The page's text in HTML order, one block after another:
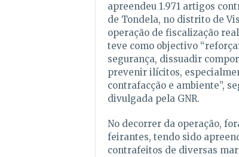
apreendeu 1.971 artigos
de Tondela, no distrito de
operação de fiscalização
teve como objectivo
segurança, dissuadir
prevenir ilícitos,
contrafacção e ambiente”,
divulgada pela GNR.
No decorrer da operação,
feirantes, tendo sido
contrafeitos de diversas